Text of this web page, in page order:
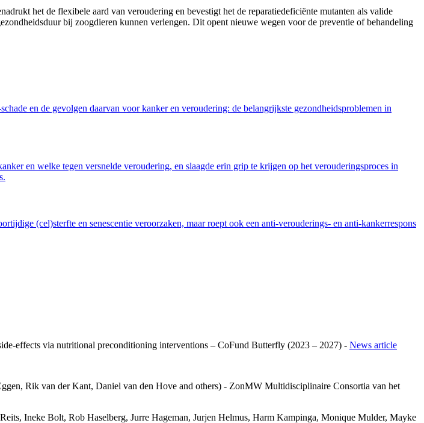
het de flexibele aard van veroudering en bevestigt het de reparatiedeficiënte mutanten als valide
bij zoogdieren kunnen verlengen. Dit opent nieuwe wegen voor de preventie of behandeling
en de gevolgen daarvan voor kanker en veroudering: de belangrijkste gezondheidsproblemen in
en welke tegen versnelde veroudering, en slaagde erin grip te krijgen op het verouderingsproces in
(cel)sterfte en senescentie veroorzaken, maar roept ook een anti-verouderings- en anti-kankerrespons
effects via nutritional preconditioning interventions – CoFund Butterfly (2023 – 2027) - News article
Rik van der Kant, Daniel van den Hove and others) - ZonMW Multidisciplinaire Consortia van het
Ineke Bolt, Rob Haselberg, Jurre Hageman, Jurjen Helmus, Harm Kampinga, Monique Mulder, Mayke